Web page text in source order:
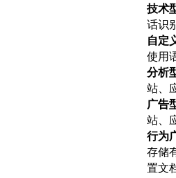
技术
话识
自定
使用
分析
站、
广告
站、
行为
存储
置文